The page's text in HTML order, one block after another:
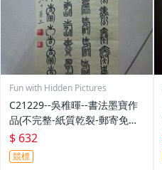
Fun with Hidden Pictures
C21229--吳稚暉--書法墨寶作
品(不完整-紙質乾裂-郵寄免運
費)
$ 632
競標